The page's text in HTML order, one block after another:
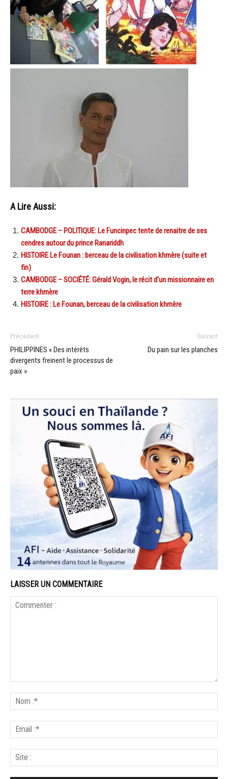
A Lire Aussi:
CAMBODGE – POLITIQUE: Le Funcinpec tente de renaitre de ses
cendres autour du prince Ranariddh
HISTOIRE Le Founan : berceau de la civilisation khmère (suite et
fin)
CAMBODGE – SOCIÉTÉ: Gérald Vogin, le récit d’un missionnaire en
terre khmère
HISTOIRE : Le Founan, berceau de la civilisation khmère
Précédent
PHILIPPINES « Des intérêts
divergents freinent le processus de
paix »
Suivant
Du pain sur les planches
LAISSER UN COMMENTAIRE